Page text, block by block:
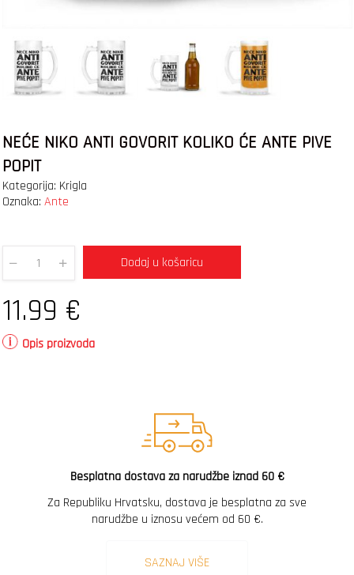
NEĆE NIKO ANTI GOVORIT KOLIKO ĆE ANTE PIVE
POPIT
Kategorija: Krigla
Oznaka: Ante
Quantity
Dodaj u košaricu
11.99 €
Opis proizvoda
Besplatna dostava za narudžbe iznad 60 €
Za Republiku Hrvatsku, dostava je besplatna za sve
narudžbe u iznosu većem od 60 €.
SAZNAJ VIŠE